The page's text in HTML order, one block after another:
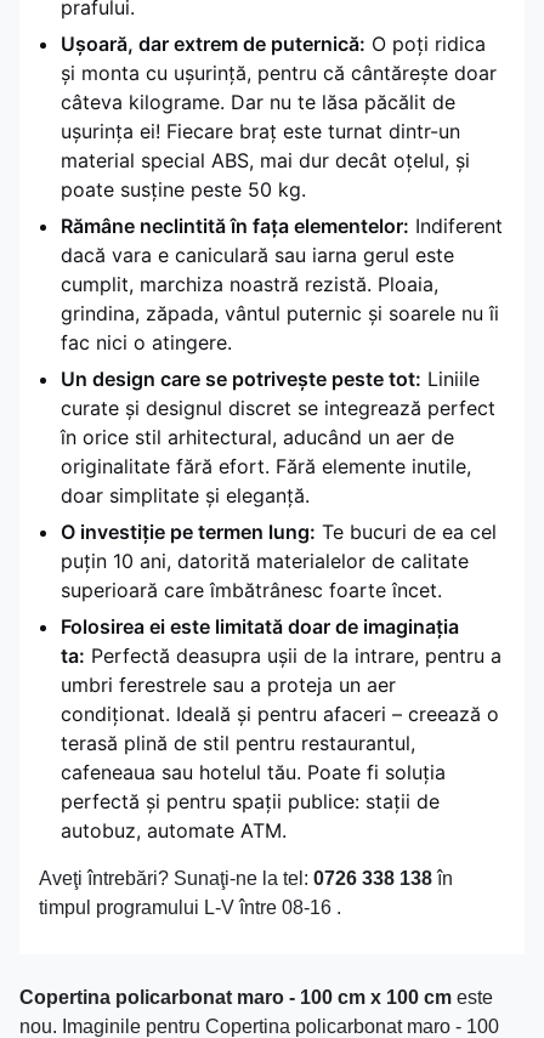
prafului.
Ușoară, dar extrem de puternică: O poți ridica
și monta cu ușurință, pentru că cântărește doar
câteva kilograme. Dar nu te lăsa păcălit de
ușurința ei! Fiecare braț este turnat dintr-un
material special ABS, mai dur decât oțelul, și
poate susține peste 50 kg.
Rămâne neclintită în fața elementelor: Indiferent
dacă vara e caniculară sau iarna gerul este
cumplit, marchiza noastră rezistă. Ploaia,
grindina, zăpada, vântul puternic și soarele nu îi
fac nici o atingere.
Un design care se potrivește peste tot: Liniile
curate și designul discret se integrează perfect
în orice stil arhitectural, aducând un aer de
originalitate fără efort. Fără elemente inutile,
doar simplitate și eleganță.
O investiție pe termen lung: Te bucuri de ea cel
puțin 10 ani, datorită materialelor de calitate
superioară care îmbătrânesc foarte încet.
Folosirea ei este limitată doar de imaginația
ta: Perfectă deasupra ușii de la intrare, pentru a
umbri ferestrele sau a proteja un aer
condiționat. Ideală și pentru afaceri – creează o
terasă plină de stil pentru restaurantul,
cafeneaua sau hotelul tău. Poate fi soluția
perfectă și pentru spații publice: stații de
autobuz, automate ATM.
Aveţi întrebări? Sunaţi-ne la tel: 0726 338 138în
timpul programului L-V între 08-16 .
Copertina policarbonat maro - 100 cm x 100 cm este
nou. Imaginile pentru Copertina policarbonat maro - 100